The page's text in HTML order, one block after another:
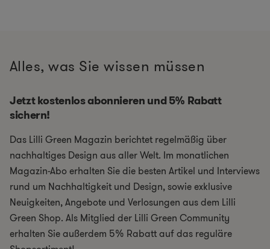
Alles, was Sie wissen müssen
Jetzt kostenlos abonnieren und 5% Rabatt
sichern!
Das Lilli Green Magazin berichtet regelmäßig über
nachhaltiges Design aus aller Welt. Im monatlichen
Magazin-Abo erhalten Sie die besten Artikel und Interviews
rund um Nachhaltigkeit und Design, sowie exklusive
Neuigkeiten, Angebote und Verlosungen aus dem Lilli
Green Shop. Als Mitglied der Lilli Green Community
erhalten Sie außerdem 5% Rabatt auf das reguläre